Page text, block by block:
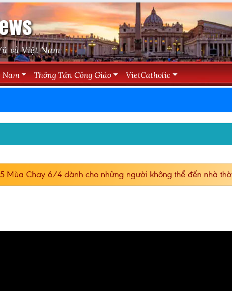
và Việt Nam
Nam Thông Tấn Công Giáo VietCatholic
Mùa Chay 6/4 dành cho những người không thể đến nhà thờ